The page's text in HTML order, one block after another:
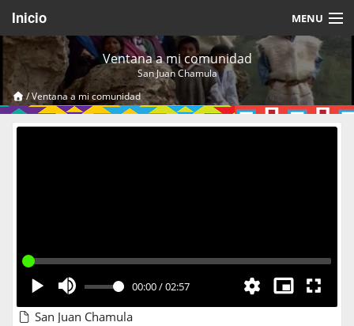
Inicio MENU
Acerca de
Videos Temáticos
Cerrar Sesión
Ventana a mi comunidad
San Juan Chamula
/Ventana a mi comunidad
00:00/02:57
San Juan Chamula